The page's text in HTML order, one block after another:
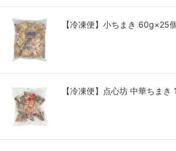
【冷凍便】小ちまき 60g×25
【冷凍便】点心坊 中華ちま